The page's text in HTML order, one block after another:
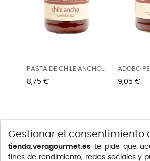
PASTA DE CHILE ANCHO
PEPE...
Precio
8,75 €
ADOBO
465G
Precio
9,05 €
Gestionar el consentimiento
tienda.veragourmet.es te pide que
fines de rendimiento, redes sociales y